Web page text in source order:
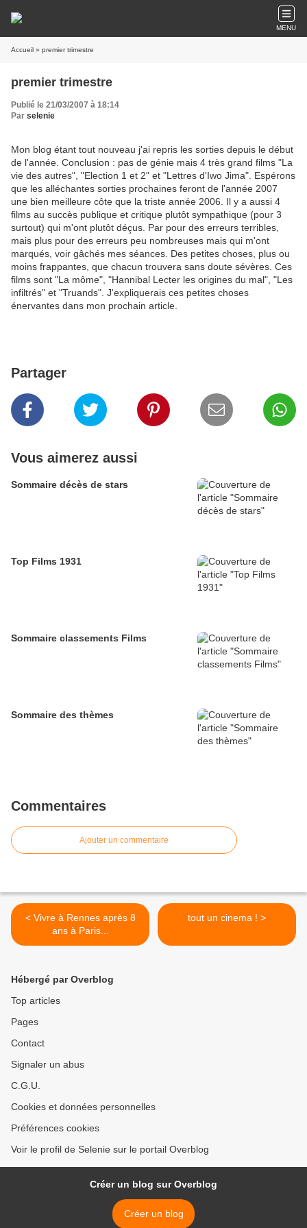
MENU
Accueil » premier trimestre
premier trimestre
Publié le 21/03/2007 à 18:14
Par selenie
Mon blog étant tout nouveau j'ai repris les sorties depuis le début
de l'année. Conclusion : pas de génie mais 4 très grand films "La
vie des autres", "Election 1 et 2" et "Lettres d'Iwo Jima". Espérons
que les alléchantes sorties prochaines feront de l'année 2007
une bien meilleure côte que la triste année 2006. Il y a aussi 4
films au succès publique et critique plutôt sympathique (pour 3
surtout) qui m'ont plutôt déçus. Par pour des erreurs terribles,
mais plus pour des erreurs peu nombreuses mais qui m'ont
marqués, voir gâchés mes séances. Des petites choses, plus ou
moins frappantes, que chacun trouvera sans doute sévères. Ces
films sont "La môme", "Hannibal Lecter les origines du mal", "Les
infiltrés" et "Truands". J'expliquerais ces petites choses
énervantes dans mon prochain article.
Partager
Vous aimerez aussi
Sommaire décès de stars
Top Films 1931
Sommaire classements Films
Sommaire des thèmes
Commentaires
Ajouter un commentaire
< Vivre à Rennes après 8
ans à Paris...
tout un cinema ! >
Hébergé par Overblog
Top articles
Pages
Contact
Signaler un abus
C.G.U.
Cookies et données personnelles
Préférences cookies
Voir le profil de Selenie sur le portail Overblog
Créer un blog sur Overblog
Créer un blog